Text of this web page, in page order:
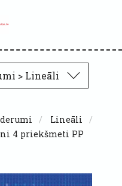
> Lineāli
Lineāli
4 priekšmeti PP